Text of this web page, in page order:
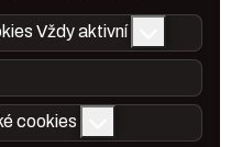
Vždy aktivní
cookies